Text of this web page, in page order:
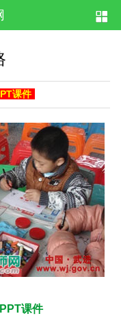
课件
课件